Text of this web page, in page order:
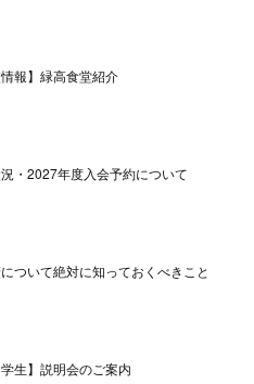
報】緑高食堂紹介
況・2027年度入会予約について
ついて絶対に知っておくべきこと
生】説明会のご案内